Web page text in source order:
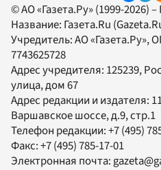
© АО «Газета.Ру» (1999-2026)
Название: Газета.Ru
Учредитель:АО «Газета.Ру»,
7743625728
Адрес учредителя: 125239,
улица, дом 67
Адрес редакции и издателя:
Варшавское шоссе, д.9, стр.1
Телефон редакции:+7 (495)
Факс:+7 (495) 785-17-01
Электронная почта: